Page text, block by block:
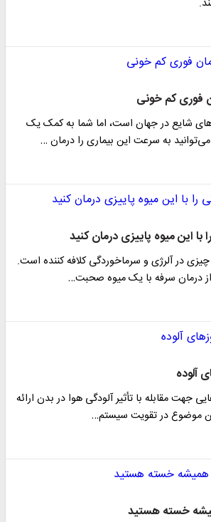
فوری کم خونی
شایع در جهان است، اما شما به کمک یک
به سرعت این بیماری را درمان …
این میوه پاییزی درمان کنید
در آلرژی و سرماخوردگی کلافه کننده است.
درمان سرفه با یک میوه صحبت…
آلوده
جهت مقابله با تأثیر آلودگی هوا در بدن ارائه
موضوع در تقویت سیستم…